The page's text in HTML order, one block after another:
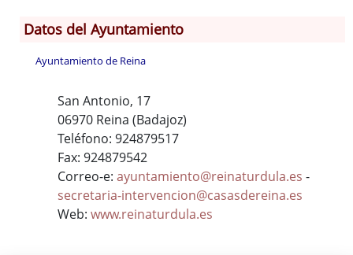
Datos del Ayuntamiento
Ayuntamiento de Reina
San Antonio, 17
06970 Reina (Badajoz)
Teléfono: 924879517
Fax: 924879542
Correo-e: ayuntamiento@reinaturdula.es -
secretaria-intervencion@casasdereina.es
Web: www.reinaturdula.es